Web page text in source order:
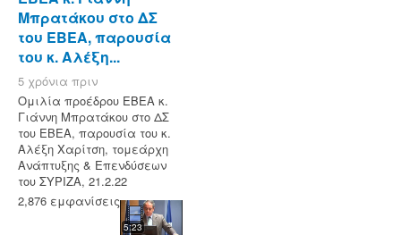
Μπρατάκου στο ΔΣ
του ΕΒΕΑ, παρουσία
του κ. Αλέξη...
5 χρόνια πριν
Ομιλία προέδρου ΕΒΕΑ κ.
Γιάννη Μπρατάκου στο ΔΣ
του ΕΒΕΑ, παρουσία του κ.
Αλέξη Χαρίτση, τομεάρχη
Ανάπτυξης & Επενδύσεων
του ΣΥΡΙΖΑ, 21.2.22
2,876 εμφανίσεις
5:23